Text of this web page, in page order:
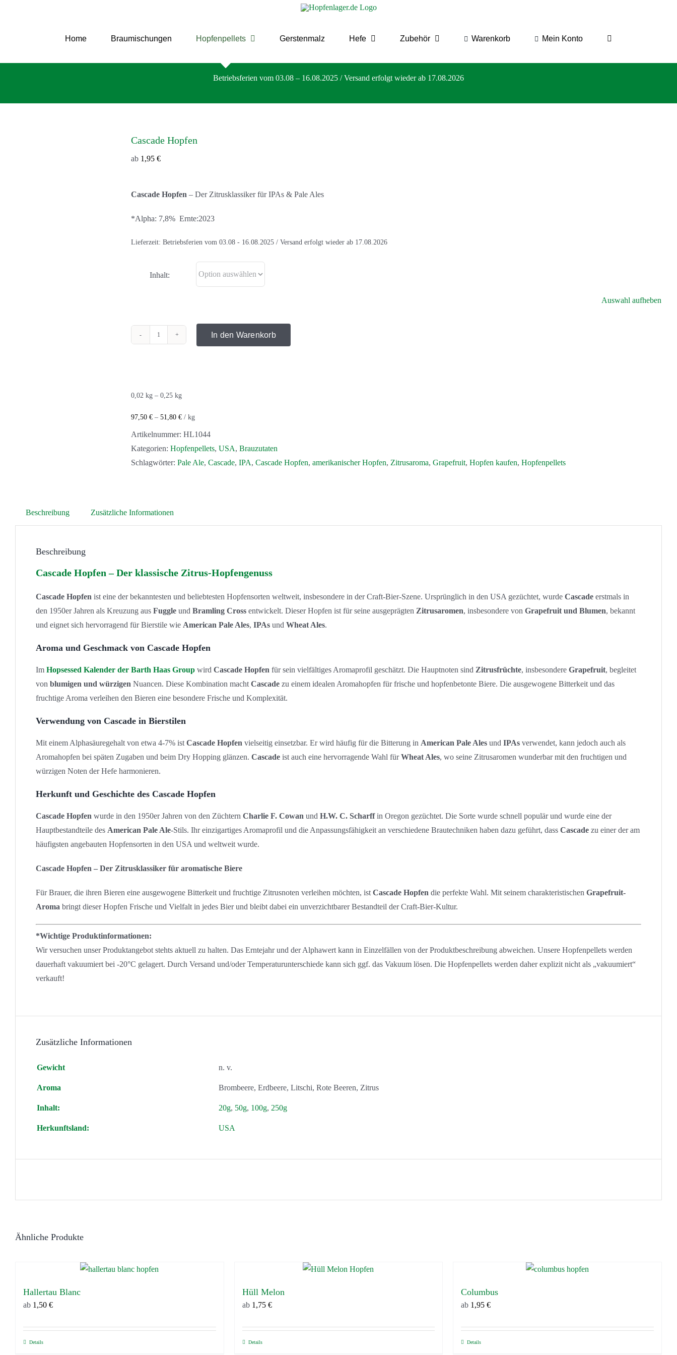
Home Braumischungen Hopfenpellets Gerstenmalz Hefe Zubehör Warenkorb Mein Konto
Betriebsferien vom 03.08 – 16.08.2025 / Versand erfolgt wieder ab 17.08.2026
Cascade Hopfen
ab 1,95 €
Cascade Hopfen – Der Zitrusklassiker für IPAs & Pale Ales
*Alpha: 7,8% Ernte:2023
Lieferzeit: Betriebsferien vom 03.08 - 16.08.2025 / Versand erfolgt wieder ab 17.08.2026
Inhalt:
Auswahl aufheben
In den Warenkorb
0,02 kg – 0,25 kg
97,50 € – 51,80 € / kg
Artikelnummer: HL1044
Kategorien: Hopfenpellets, USA, Brauzutaten
Schlagwörter: Pale Ale, Cascade, IPA, Cascade Hopfen, amerikanischer Hopfen, Zitrusaroma, Grapefruit, Hopfen kaufen, Hopfenpellets
Beschreibung Zusätzliche Informationen
Beschreibung
Cascade Hopfen – Der klassische Zitrus-Hopfengenuss
Cascade Hopfen ist eine der bekanntesten und beliebtesten Hopfensorten weltweit, insbesondere in der Craft-Bier-Szene. Ursprünglich in den USA gezüchtet, wurde Cascade erstmals in
den 1950er Jahren als Kreuzung aus Fuggle und Bramling Cross entwickelt. Dieser Hopfen ist für seine ausgeprägten Zitrusaromen, insbesondere von Grapefruit und Blumen, bekannt
und eignet sich hervorragend für Bierstile wie American Pale Ales, IPAs und Wheat Ales.
Aroma und Geschmack von Cascade Hopfen
Im Hopsessed Kalender der Barth Haas Group wird Cascade Hopfen für sein vielfältiges Aromaprofil geschätzt. Die Hauptnoten sind Zitrusfrüchte, insbesondere Grapefruit, begleitet
von blumigen und würzigen Nuancen. Diese Kombination macht Cascade zu einem idealen Aromahopfen für frische und hopfenbetonte Biere. Die ausgewogene Bitterkeit und das
fruchtige Aroma verleihen den Bieren eine besondere Frische und Komplexität.
Verwendung von Cascade in Bierstilen
Mit einem Alphasäuregehalt von etwa 4-7% ist Cascade Hopfen vielseitig einsetzbar. Er wird häufig für die Bitterung in American Pale Ales und IPAs verwendet, kann jedoch auch als
Aromahopfen bei späten Zugaben und beim Dry Hopping glänzen. Cascade ist auch eine hervorragende Wahl fürWheat Ales, wo seine Zitrusaromen wunderbar mit den fruchtigen und
würzigen Noten der Hefe harmonieren.
Herkunft und Geschichte des Cascade Hopfen
Cascade Hopfen wurde in den 1950er Jahren von den Züchtern Charlie F. Cowan und H.W. C. Scharffin Oregon gezüchtet. Die Sorte wurde schnell populär und wurde eine der
Hauptbestandteile des American Pale Ale-Stils. Ihr einzigartiges Aromaprofil und die Anpassungsfähigkeit an verschiedene Brautechniken haben dazu geführt, dass Cascade zu einer der am
häufigsten angebauten Hopfensorten in den USA und weltweit wurde.
Cascade Hopfen – Der Zitrusklassiker für aromatische Biere
Für Brauer, die ihren Bieren eine ausgewogene Bitterkeit und fruchtige Zitrusnoten verleihen möchten, ist Cascade Hopfen die perfekte Wahl. Mit seinem charakteristischen Grapefruit-
Aroma bringt dieser Hopfen Frische und Vielfalt in jedes Bier und bleibt dabei ein unverzichtbarer Bestandteil der Craft-Bier-Kultur.
*Wichtige Produktinformationen:
Wir versuchen unser Produktangebot stehts aktuell zu halten. Das Erntejahr und der Alphawert kann in Einzelfällen von der Produktbeschreibung abweichen. Unsere Hopfenpellets werden
dauerhaft vakuumiert bei -20°C gelagert. Durch Versand und/oder Temperaturunterschiede kann sich ggf. das Vakuum lösen. Die Hopfenpellets werden daher explizit nicht als „vakuumiert“
verkauft!
Zusätzliche Informationen
Gewicht n. v.
Aroma Brombeere, Erdbeere, Litschi, Rote Beeren, Zitrus
Inhalt: 20g, 50g, 100g, 250g
Herkunftsland: USA
Ähnliche Produkte
Hallertau Blanc
ab 1,50 €
Dieses
Details
Hüll Melon
ab 1,75 €
Dieses
Details
Columbus
ab 1,95€
Dieses
Details